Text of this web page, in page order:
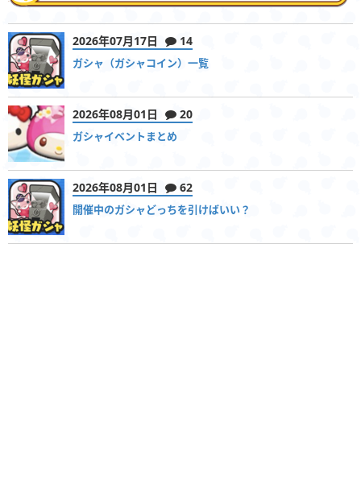
2026年07月17日 14
ガシャ（ガシャコイン）一覧
2026年08月01日 20
ガシャイベントまとめ
2026年08月01日 62
開催中のガシャどっちを引けばいい？